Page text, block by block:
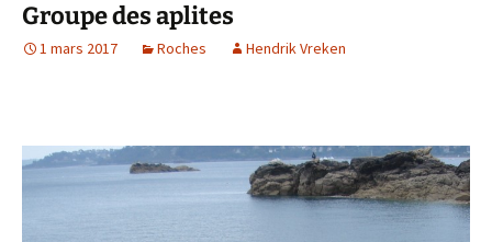
Groupe des aplites
1 mars 2017 Roches Hendrik Vreken